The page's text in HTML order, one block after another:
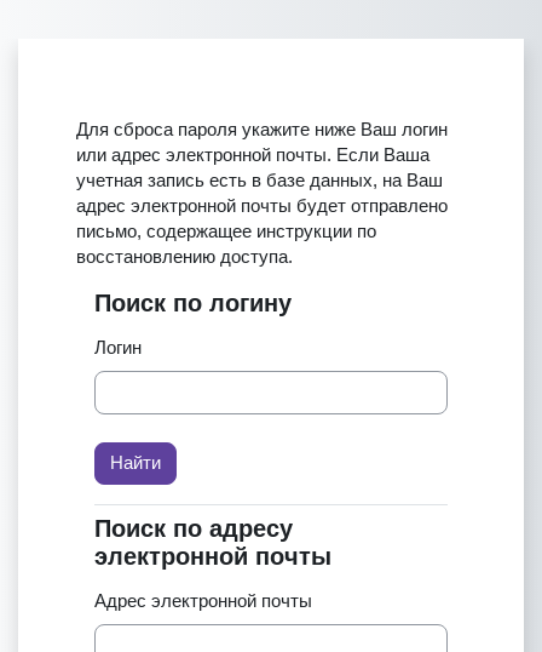
Для сброса пароля укажите ниже Ваш логин
или адрес электронной почты. Если Ваша
учетная запись есть в базе данных, на Ваш
адрес электронной почты будет отправлено
письмо, содержащее инструкции по
восстановлению доступа.
Поиск по логину
Поиск по логину
Логин
Поиск по адресу электронной почты
Поиск по адресу
электронной почты
Адрес электронной почты